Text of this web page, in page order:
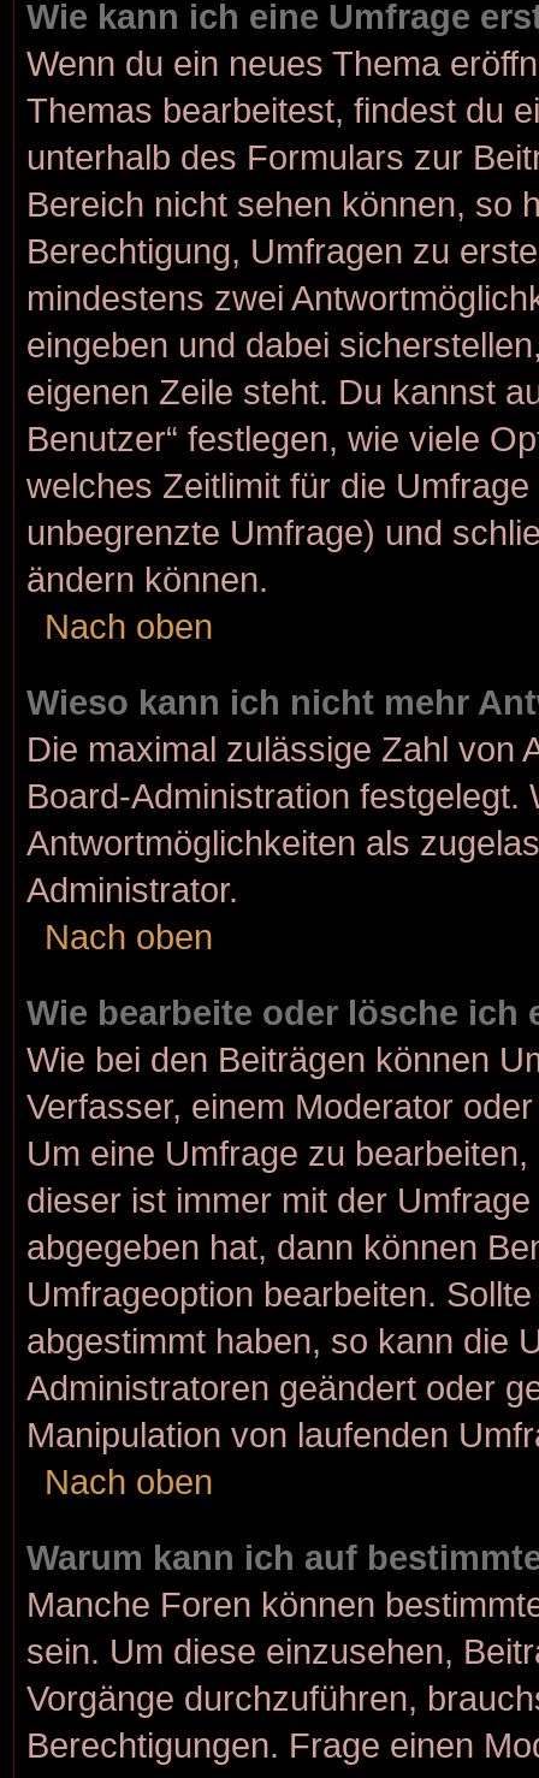
Wie kann ich eine Umfrage
Wenn du ein neues Thema
Themas bearbeitest, findest du
unterhalb des Formulars zur
Bereich nicht sehen können, so
Berechtigung, Umfragen zu
mindestens zwei
eingeben und dabei
eigenen Zeile steht. Du kannst
Benutzer“ festlegen, wie viele
welches Zeitlimit für die
unbegrenzte Umfrage) und
ändern können.
Nach oben
Wieso kann ich nicht mehr
Die maximal zulässige Zahl von
Board-Administration festgelegt.
Antwortmöglichkeiten als
Administrator.
Nach oben
Wie bearbeite oder lösche ich
Wie bei den Beiträgen können
Verfasser, einem Moderator
Um eine Umfrage zu
dieser ist immer mit der
abgegeben hat, dann können
Umfrageoption bearbeiten.
abgestimmt haben, so kann die
Administratoren geändert oder
Manipulation von laufenden
Nach oben
Warum kann ich auf
Manche Foren können
sein. Um diese einzusehen,
Vorgänge durchzuführen,
Berechtigungen. Frage einen